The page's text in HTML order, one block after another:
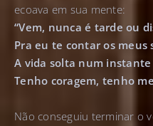
ecoava em sua mente:
“Vem, nunca é tarde ou
Pra eu te contar os meus
A vida solta num instante
Tenho coragem, tenho
Não conseguiu terminar o